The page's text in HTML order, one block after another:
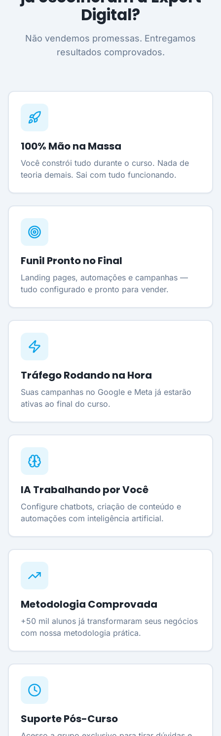
Digital?
Não vendemos promessas. Entregamos
resultados comprovados.
100% Mão na Massa
Você constrói tudo durante o curso. Nada de
teoria demais. Sai com tudo funcionando.
Funil Pronto no Final
Landing pages, automações e campanhas —
tudo configurado e pronto para vender.
Tráfego Rodando na Hora
Suas campanhas no Google e Meta já estarão
ativas ao final do curso.
IA Trabalhando por Você
Configure chatbots, criação de conteúdo e
automações com inteligência artificial.
Metodologia Comprovada
+50 mil alunos já transformaram seus negócios
com nossa metodologia prática.
Suporte Pós-Curso